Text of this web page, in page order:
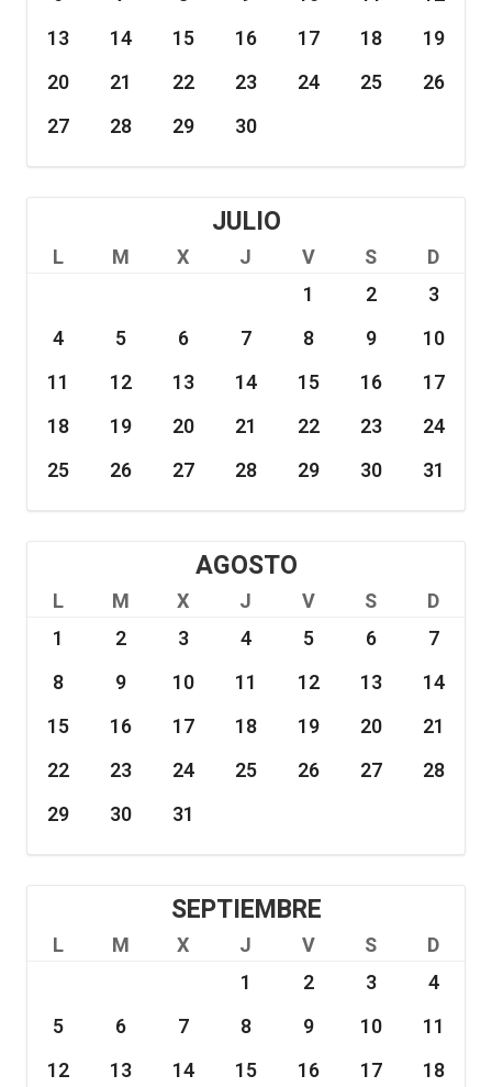
13
14 15 16 17 18
19
20
21 22 23 24 25
26
27
28 29 30
JULIO
L M X J V S
D
1
2
3
4
5 6 7 8 9
10
11
12 13 14 15 16
17
18
19 20 21 22 23
24
25
26 27 28 29 30 31
AGOSTO
L M X J V S
D
1
2 3 4 5 6
7
8
9 10 11 12 13
14
15
16 17 18 19 20
21
22
23 24 25 26 27
28
29
30 31
SEPTIEMBRE
L M X J V S
D
1
2 3
4
5
6 7 8 9 10
11
12
13 14 15 16 17
18